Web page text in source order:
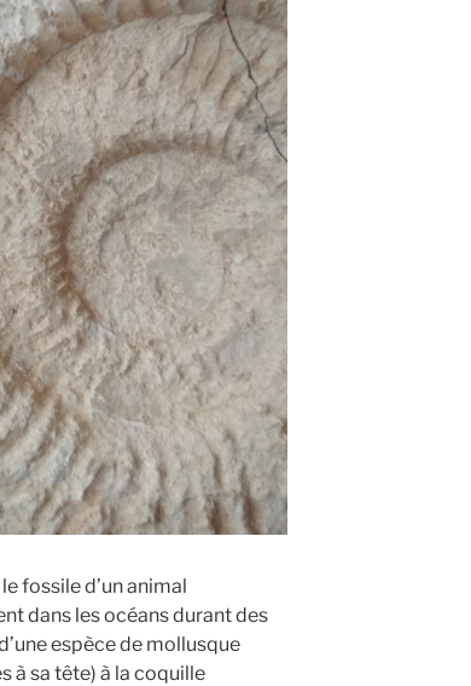
fossile d’un animal
dans les océans durant des
espèce de mollusque
à sa tête) à la coquille